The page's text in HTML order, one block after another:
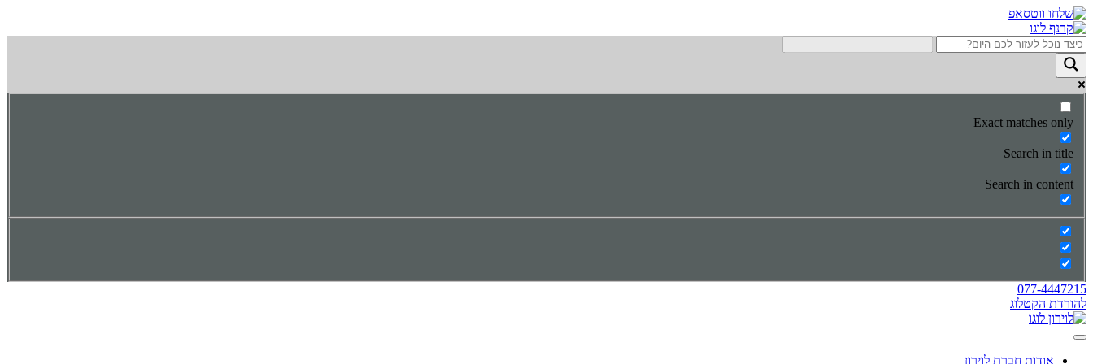
Skip
to
content
Exact matches only
Search in title
Search in content
077-4447215
להורדת הקטלוג
אודות חברת לוירון